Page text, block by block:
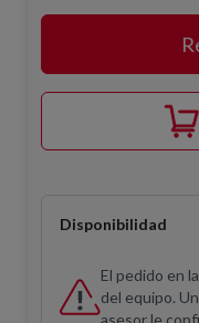
Disponibilidad
El pedido en
del equipo.
asesor le